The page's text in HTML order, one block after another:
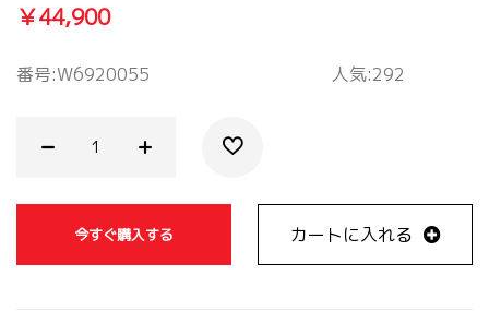
￥44,900
番号:W6920055 人気:292
今すぐ購入する カートに入れる